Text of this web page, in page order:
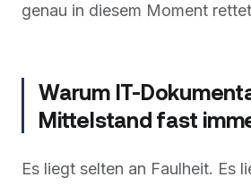
genau in diesem Moment
Warum IT-
Mittelstand fast
Es liegt selten an Faulheit. Es